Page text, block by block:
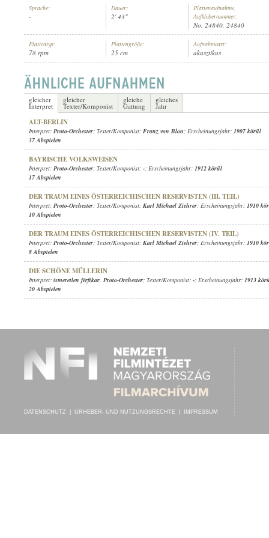
Sprache:
-
Dauer:
2' 43"
Plattenaufnahme,
Aufklebernummer:
No. 24840, 24840
Plattentyp:
78 rpm
Plattengröße:
25 cm
Aufnahmeart:
akusztikus
gleicher
Interpret
gleicher
Texter/Komponist
gleiche
Gattung
gleiches
Jahr
ALT-BERLIN
Interpret: Proto-Orchester; Texter/Komponist: Franz von Blon; Erscheinungsjahr: 1907 körül
37 Abspielen
BAYRISCHE VOLKSWEISEN
Interpret: Proto-Orchester; Texter/Komponist: -; Erscheinungsjahr: 1912 körül
17 Abspielen
DER TRAUM EINES ÖSTERREICHISCHEN RESERVISTEN (III. TEIL)
Interpret: Proto-Orchester; Texter/Komponist: Karl Michael Ziehrer; Erscheinungsjahr: 1910
10 Abspielen
DER TRAUM EINES ÖSTERREICHISCHEN RESERVISTEN (IV. TEIL)
Interpret: Proto-Orchester; Texter/Komponist: Karl Michael Ziehrer; Erscheinungsjahr: 1910
8 Abspielen
DIE SCHÖNE MÜLLERIN
Interpret: ismeretlen férfikar, Proto-Orchester; Texter/Komponist: -; Erscheinungsjahr: 1913
20 Abspielen
DATENSCHUTZ URHEBER- UND NUTZUNGSRECHTE IMPRESSUM